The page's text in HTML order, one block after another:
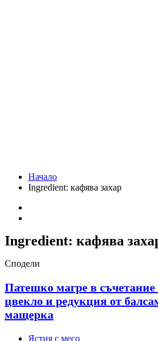
Начало
Ingredient: кафява захар
Ingredient: кафява
Сподели
Патешко магре в съчетание
цвекло и редукция от
мащерка
Ястия с месо